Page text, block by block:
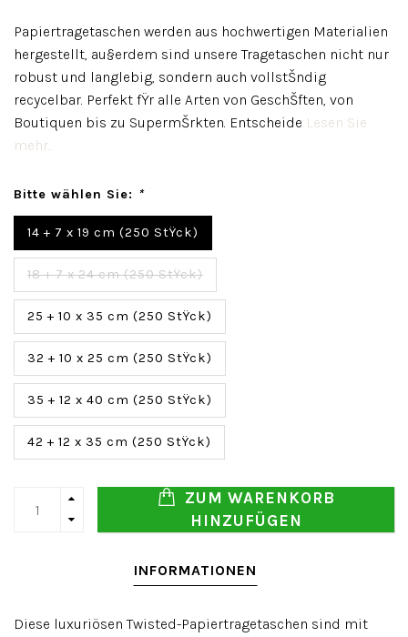
Papiertragetaschen werden aus hochwertigen Materialien
hergestellt, au§erdem sind unsere Tragetaschen nicht nur
robust und langlebig, sondern auch vollstŠndig
recycelbar. Perfekt fŸr alle Arten von GeschŠften, von
Boutiquen bis zu SupermŠrkten. Entscheide Lesen Sie
mehr..
Bitte wählen Sie: *
14 + 7 x 19 cm (250 StŸck)
18 + 7 x 24 cm (250 StŸck)
25 + 10 x 35 cm (250 StŸck)
32 + 10 x 25 cm (250 StŸck)
35 + 12 x 40 cm (250 StŸck)
42 + 12 x 35 cm (250 StŸck)
ZUM WARENKORB
HINZUFÜGEN
INFORMATIONEN
Diese luxuriösen Twisted-Papiertragetaschen sind mit